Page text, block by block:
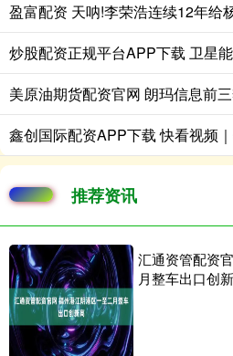
炒股配资正规平台APP下载 卫星
推荐资讯
汇通资管配资
月整车出口创